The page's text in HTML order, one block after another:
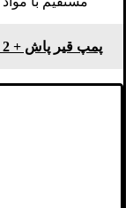
پمپ قیر پاش + 2 خصوصیت برای هر کدام